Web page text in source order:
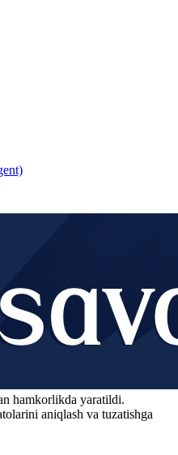
hamkorlikda yaratildi.
aniqlash va tuzatishga